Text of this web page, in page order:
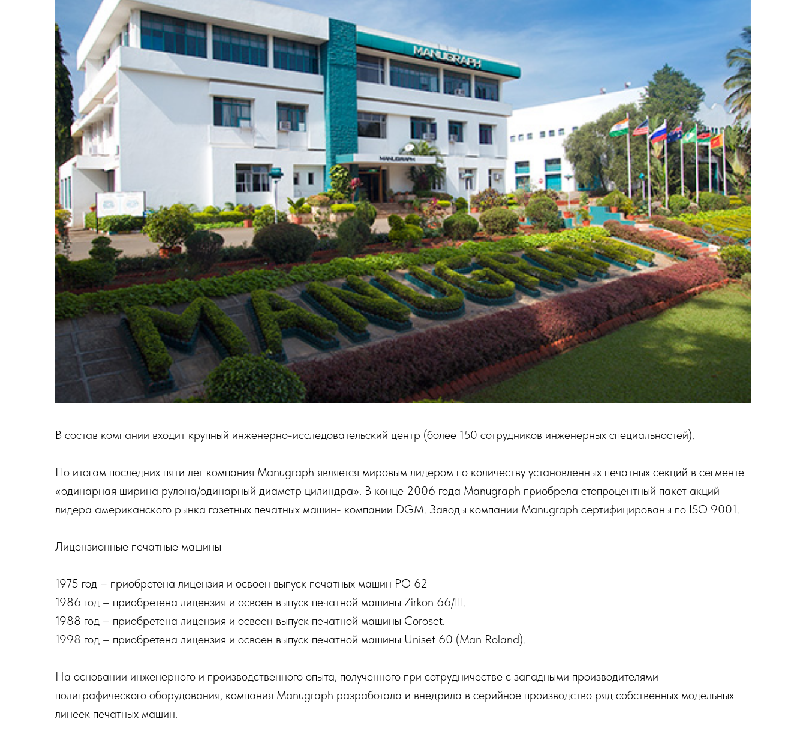
В состав компании входит крупный инженерно-исследовательский центр (более 150 сотрудников инженерных специальностей).
По итогам последних пяти лет компания Manugraph является мировым лидером по количеству установленных печатных секций в сегменте
«одинарная ширина рулона/одинарный диаметр цилиндра». В конце 2006 года Manugraph приобрела стопроцентный пакет акций
лидера американского рынка газетных печатных машин- компании DGM. Заводы компании Manugraph сертифицированы по ISO 9001.
Лицензионные печатные машины
1975 год – приобретена лицензия и освоен выпуск печатных машин РО 62
1986 год – приобретена лицензия и освоен выпуск печатной машины Zirkon 66/III.
1988 год – приобретена лицензия и освоен выпуск печатной машины Coroset.
1998 год – приобретена лицензия и освоен выпуск печатной машины Uniset 60 (Man Roland).
На основании инженерного и производственного опыта, полученного при сотрудничестве с западными производителями
полиграфического оборудования, компания Manugraph разработала и внедрила в серийное производство ряд собственных модельных
линеек печатных машин.